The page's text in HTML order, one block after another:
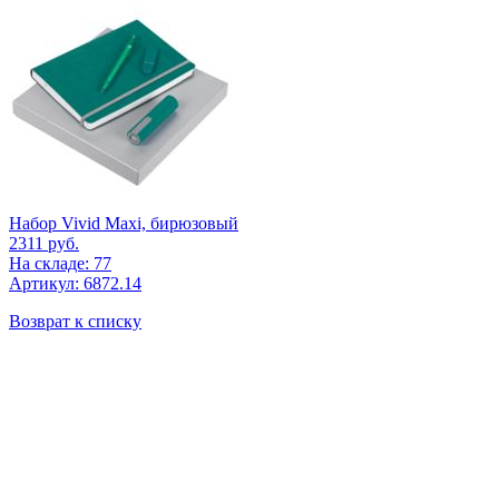
Набор Vivid Maxi, бирюзовый
2311 руб.
На складе: 77
Артикул: 6872.14
Возврат к списку